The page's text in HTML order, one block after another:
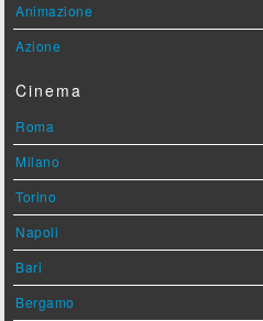
Animazione
Azione
Cinema
Roma
Milano
Torino
Napoli
Bari
Bergamo